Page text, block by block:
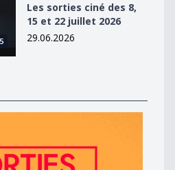
Les sorties ciné des 8,
15 et 22 juillet 2026
29.06.2026